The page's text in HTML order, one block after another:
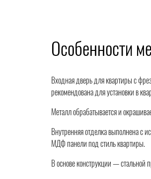
Особенности
Входная дверь для квартиры с
рекомендована для установки в
Металл обрабатывается и
Внутренняя отделка выполнена с
МДФ панели под стиль квартиры.
В основе конструкции — стальной